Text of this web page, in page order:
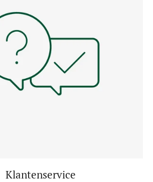
Klantenservice